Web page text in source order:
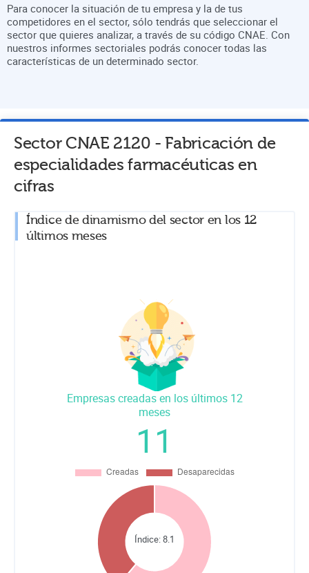
Para conocer la situación de tu empresa y la de tus
competidores en el sector, sólo tendrás que seleccionar el
sector que quieres analizar, a través de su código CNAE. Con
nuestros informes sectoriales podrás conocer todas las
características de un determinado sector.
Sector CNAE 2120 - Fabricación de
especialidades farmacéuticas en
cifras
Índice de dinamismo del sector en los 12
últimos meses
Empresas creadas en los últimos 12
meses
11
Índice:8.1